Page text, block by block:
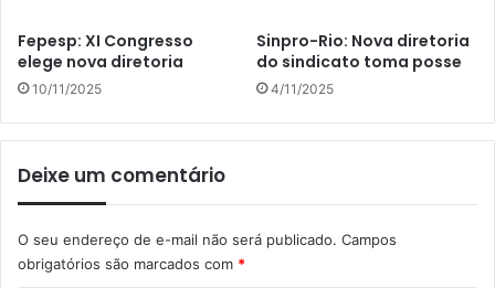
Fepesp: XI Congresso
elege nova diretoria
10/11/2025
Sinpro-Rio: Nova diretoria
do sindicato toma posse
4/11/2025
Deixe um comentário
O seu endereço de e-mail não será publicado. Campos
obrigatórios são marcados com *